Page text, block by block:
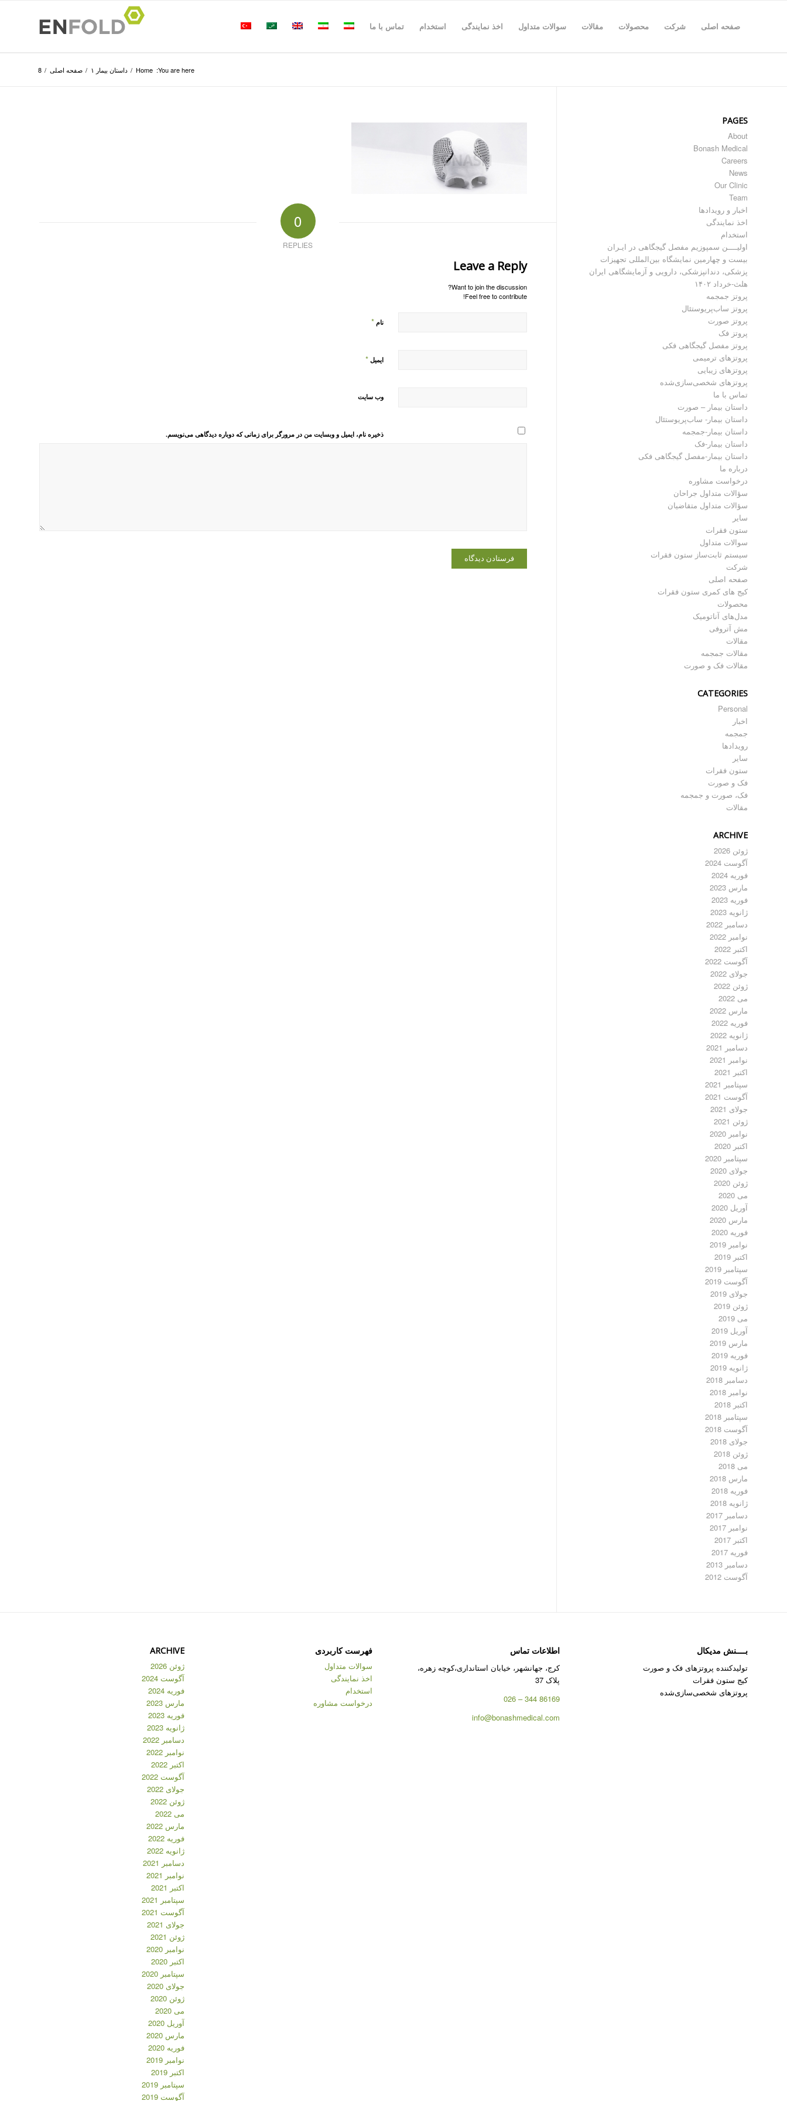
صفحه اصلی شرکت محصولات مقالات سوالات متداول اخذ نمایندگی استخدام تماس با ما
You are here:
Home
/ داستان بیمار ۱ / صفحه اصلی /
8
0
REPLIES
Leave a Reply
Want to join the discussion?
Feel free to contribute!
نام *
ایمیل *
وب‌ سایت
ذخیره نام، ایمیل و وبسایت من در مرورگر برای زمانی که دوباره دیدگاهی می‌نویسم.
PAGES
About
Bonash Medical
Careers
News
Our Clinic
Team
اخبار و رویدادها
اخذ نمایندگی
استخدام
اولیــــن سمپوزیم مفصل گیجگاهی در ایـران
بیست و چهارمین نمایشگاه بین‌المللی تجهیزات
پزشکی، دندانپزشکی، دارویی و آزمایشگاهی ایران
هلث-خرداد ۱۴۰۲
پروتز جمجمه
پروتز ساب‌پریوستئال
پروتز صورت
پروتز فک
پروتز مفصل گیجگاهی فکی
پروتز‌های ترمیمی
پروتزهای زیبایی
پروتزهای شخصی‌سازی‌شده
تماس با ما
داستان بیمار – صورت
داستان بیمار- ساب‌پریوستئال
داستان بیمار-جمجمه
داستان بیمار-فک
داستان بیمار-مفصل گیجگاهی فکی
درباره ما
درخواست مشاوره
سؤالات متداول جراحان
سؤالات متداول متقاضیان
سایر
ستون فقرات
سوالات متداول
سیستم ثابت‌ساز ستون فقرات
شرکت
صفحه اصلی
کیج های کمری ستون فقرات
محصولات
مدل‌های آناتومیک
مش آتروفی
مقالات
مقالات جمجمه
مقالات فک و صورت
CATEGORIES
Personal
اخبار
جمجمه
رویدادها
سایر
ستون فقرات
فک و صورت
فک، صورت و جمجمه
مقالات
ARCHIVE
ژوئن 2026
آگوست 2024
فوریه 2024
مارس 2023
فوریه 2023
ژانویه 2023
دسامبر 2022
نوامبر 2022
اکتبر 2022
آگوست 2022
جولای 2022
ژوئن 2022
می 2022
مارس 2022
فوریه 2022
ژانویه 2022
دسامبر 2021
نوامبر 2021
اکتبر 2021
سپتامبر 2021
آگوست 2021
جولای 2021
ژوئن 2021
نوامبر 2020
اکتبر 2020
سپتامبر 2020
جولای 2020
ژوئن 2020
می 2020
آوریل 2020
مارس 2020
فوریه 2020
نوامبر 2019
اکتبر 2019
سپتامبر 2019
آگوست 2019
جولای 2019
ژوئن 2019
می 2019
آوریل 2019
مارس 2019
فوریه 2019
ژانویه 2019
دسامبر 2018
نوامبر 2018
اکتبر 2018
سپتامبر 2018
آگوست 2018
جولای 2018
ژوئن 2018
می 2018
مارس 2018
فوریه 2018
ژانویه 2018
دسامبر 2017
نوامبر 2017
اکتبر 2017
فوریه 2017
دسامبر 2013
آگوست 2012
بــــنش مدیکال
تولیدکننده پروتزهای فک و صورت
کیج ستون فقرات
پروتزهای شخصی‌سازی‌شده
اطلاعات تماس
کرج، جهانشهر، خیابان استانداری،کوچه زهره،
پلاک 37
86169 344 – 026
info@bonashmedical.com
فهرست کاربردی
سوالات متداول
اخذ نمایندگی
استخدام
درخواست مشاوره
ARCHIVE
ژوئن 2026
آگوست 2024
فوریه 2024
مارس 2023
فوریه 2023
ژانویه 2023
دسامبر 2022
نوامبر 2022
اکتبر 2022
آگوست 2022
جولای 2022
ژوئن 2022
می 2022
مارس 2022
فوریه 2022
ژانویه 2022
دسامبر 2021
نوامبر 2021
اکتبر 2021
سپتامبر 2021
آگوست 2021
جولای 2021
ژوئن 2021
نوامبر 2020
اکتبر 2020
سپتامبر 2020
جولای 2020
ژوئن 2020
می 2020
آوریل 2020
مارس 2020
فوریه 2020
نوامبر 2019
اکتبر 2019
سپتامبر 2019
آگوست 2019